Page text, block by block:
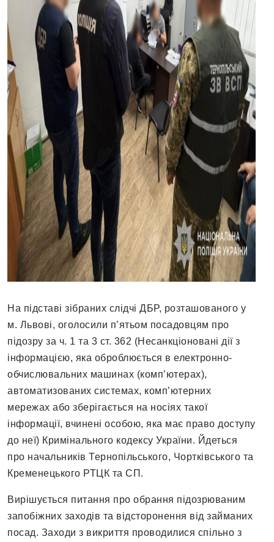
На підставі зібраних слідчі ДБР, розташованого у
м. Львові, оголосили п’ятьом посадовцям про
підозру за ч. 1 та 3 ст. 362 (Несанкціоновані дії з
інформацією, яка оброблюється в електронно-
обчислювальних машинах (комп’ютерах),
автоматизованих системах, комп’ютерних
мережах або зберігається на носіях такої
інформації, вчинені особою, яка має право доступу
до неї) Кримінального кодексу України. Йдеться
про начальників Тернопільського, Чортківського та
Кременецького РТЦК та СП.
Вирішується питання про обрання підозрюваним
запобіжних заходів та відсторонення від займаних
посад. Заходи з викриття проводилися спільно з